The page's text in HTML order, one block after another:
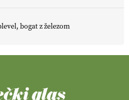
bogat z železom